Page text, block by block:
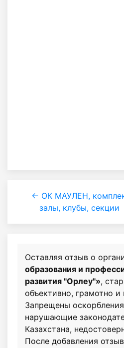
← ОК МАУЛЕН,
залы, клубы, секции
Оставляя отзыв о
образования и
развития "Орлеу"»,
объективно, грамотно и
Запрещены
нарушающие
Казахстана,
После добавления